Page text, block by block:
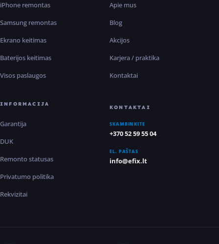
iPhone remontas
Samsung remontas
Ekrano keitimas
Baterijos keitimas
Visos paslaugos
Apie mus
Blog
Akcijos
Karjera / praktika
Kontaktai
INFORMACIJA
Garantija
DUK
Remonto statusas
Privatumo politika
Rekvizitai
KONTAKTAI
SKAMBINKITE
+370 52 59 55 04
EL. PAŠTAS
info@efix.lt